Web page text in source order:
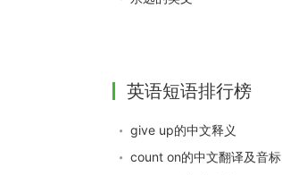
英语短语排行榜
give up的中文释义
count on的中文翻译及音标